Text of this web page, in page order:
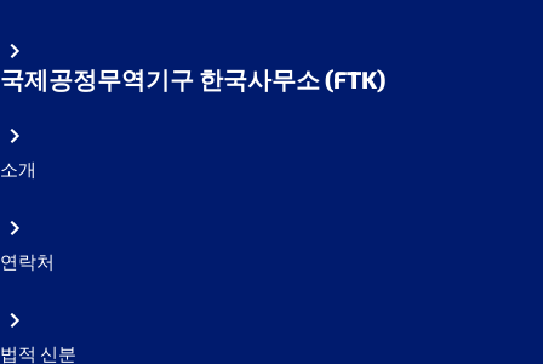
국제공정무역기구 한국사무소 (FTK)
소개
연락처
법적 신분